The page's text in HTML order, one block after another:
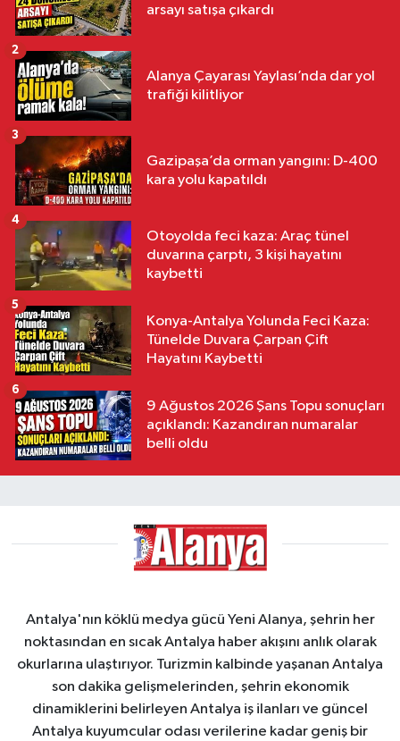
arsayı satışa çıkardı
Alanya Çayarası Yaylası’nda dar yol
trafiği kilitliyor
2
Gazipaşa’da orman yangını: D-400
kara yolu kapatıldı
3
Otoyolda feci kaza: Araç tünel
duvarına çarptı, 3 kişi hayatını
kaybetti
4
Konya-Antalya Yolunda Feci Kaza:
Tünelde Duvara Çarpan Çift
Hayatını Kaybetti
5
9 Ağustos 2026 Şans Topu sonuçları
açıklandı: Kazandıran numaralar
belli oldu
6
Antalya'nın köklü medya gücü Yeni Alanya, şehrin her
noktasından en sıcak Antalya haber akışını anlık olarak
okurlarına ulaştırıyor. Turizmin kalbinde yaşanan Antalya
son dakika gelişmelerinden, şehrin ekonomik
dinamiklerini belirleyen Antalya iş ilanları ve güncel
Antalya kuyumcular odası verilerine kadar geniş bir